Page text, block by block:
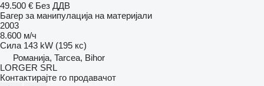
49.500 € Без ДДВ
Багер за манипулација на материјали
2003
8.600 м/ч
Сила 143 kW (195 кс)
Романија, Tarcea, Bihor
LORGER SRL
Контактирајте го продавачот